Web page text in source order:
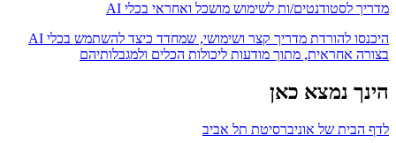
מדריך לסטודנטים/ות לשימוש מושכל ואחראי בכלי AI
היכנסו להורדת מדריך קצר ושימושי, שמחדד כיצד להשתמש בכלי AI
בצורה אחראית, מתוך מודעות ליכולות הכלים ולמגבלותיהם
הינך נמצא כאן
לדף הבית של אוניברסיטת תל אביב